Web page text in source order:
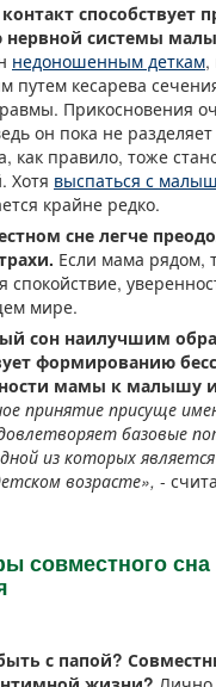
способствует
нервной системы
недоношенным деткам,
путем кесарева
Прикосновения
он пока не
как правило, тоже
Хотя выспаться с
крайне редко.
сне легче
Если мама рядом,
спокойствие,
мире.
сон наилучшим
формированию
мамы к малышу
принятие присуще
базовые
из которых
возрасте», -
совместного сна
с папой?